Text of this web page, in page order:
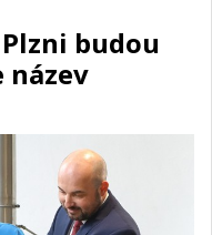
budou
název